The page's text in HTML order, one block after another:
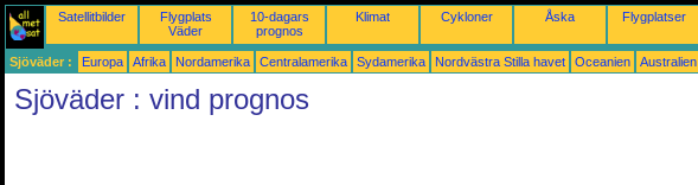
Satellitbilder
Flygplats
Väder
10-dagars
prognos
Klimat Cykloner Åska Flygplatser
Sjöväder : Europa Afrika Nordamerika Centralamerika Sydamerika Nordvästra Stilla havet Oceanien Australien
Sjöväder : vind prognos